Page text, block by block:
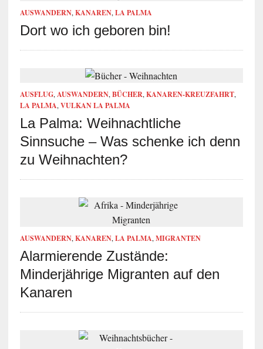
AUSWANDERN, KANAREN, LA PALMA
Dort wo ich geboren bin!
AUSFLUG, AUSWANDERN, BÜCHER, KANAREN-KREUZFAHRT,
LA PALMA, VULKAN LA PALMA
La Palma: Weihnachtliche
Sinnsuche – Was schenke ich denn
zu Weihnachten?
AUSWANDERN, KANAREN, LA PALMA, MIGRANTEN
Alarmierende Zustände:
Minderjährige Migranten auf den
Kanaren